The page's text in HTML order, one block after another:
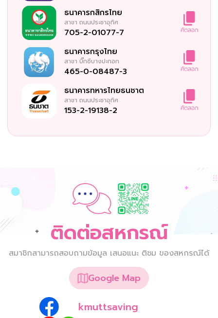
ธนาคารกสิกรไทย
สาขา ถนนประชาอุทิศ
705-2-01077-7
ธนาคารกรุงไทย
สาขา บิ๊กซีบางปะกอก
465-0-08487-3
ธนาคารทหารไทยธนชาต
สาขา ถนนประชาอุทิศ
153-2-19138-2
ติดต่อสหกรณ์
สมาชิกสามารถสอบถามข้อมูล เสนอแนะ ติชม ของสหกรณ์ได้
Google Map
kmuttsaving